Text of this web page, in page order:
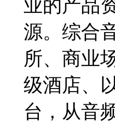
业的产品
源。综合
所、商业
级酒店、
台，从音